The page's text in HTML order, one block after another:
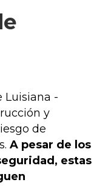
Luisiana -
y
de
A pesar de los
estas